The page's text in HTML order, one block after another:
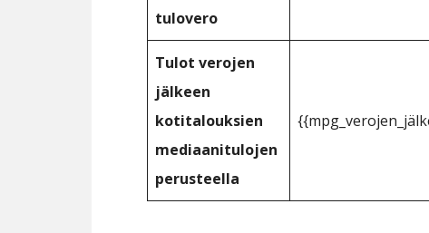
tulovero
Tulot verojen
jälkeen
kotitalouksien
mediaanitulojen
perusteella